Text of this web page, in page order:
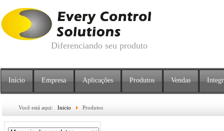
Diferenciando seu produto
Início Empresa Aplicações Produtos Vendas
Você está aqui: Inicio Produtos